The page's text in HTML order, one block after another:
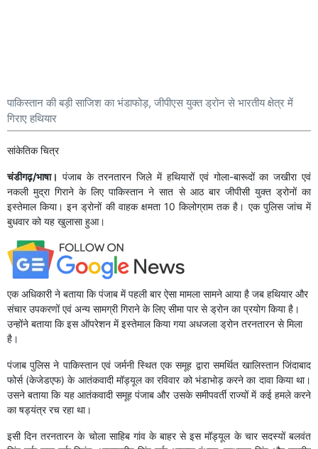
पाकिस्तान की बड़ी साजिश का भंडाफोड़, जीपीएस युक्त ड्रोन से भारतीय क्षेत्र में
गिराए हथियार
सांकेतिक चित्र
चंडीगढ़/भाषा। पंजाब के तरनतारन जिले में हथियारों एवं गोला-बारूदों का जखीरा एवं
नकली मुद्रा गिराने के लिए पाकिस्तान ने सात से आठ बार जीपीसी युक्त ड्रोनों का
इस्तेमाल किया। इन ड्रोनों की वाहक क्षमता 10 किलोग्राम तक है। एक पुलिस जांच में
बुधवार को यह खुलासा हुआ।
एक अधिकारी ने बताया कि पंजाब में पहली बार ऐसा मामला सामने आया है जब हथियार और
संचार उपकरणों एवं अन्य सामग्री गिराने के लिए सीमा पार से ड्रोन का प्रयोग किया है।
उन्होंने बताया कि इस ऑपरेशन में इस्तेमाल किया गया अधजला ड्रोन तरनतारन से मिला
है।
पंजाब पुलिस ने पाकिस्तान एवं जर्मनी स्थित एक समूह द्वारा समर्थित खालिस्तान जिंदाबाद
फोर्स (केजेडएफ) के आतंकवादी मॉड्यूल का रविवार को भंडाभोड़ करने का दावा किया था।
उसने बताया कि यह आतंकवादी समूह पंजाब और उसके समीपवर्ती राज्यों में कई हमले करने
का षड्यंत्र रच रहा था।
इसी दिन तरनतारन के चोला साहिब गांव के बाहर से इस मॉड्यूल के चार सदस्यों बलवंत